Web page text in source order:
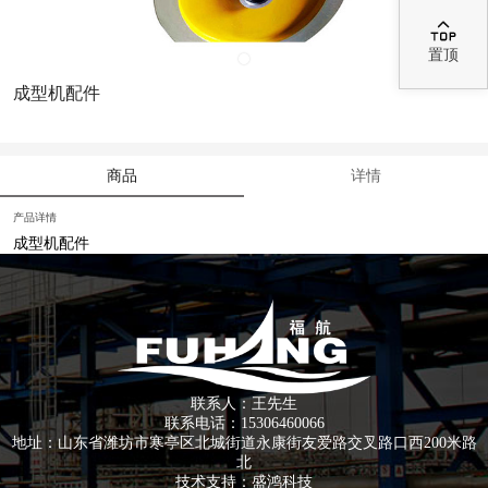

置顶
成型机配件
商品 详情
产品详情
成型机配件
联系人：王先生
联系电话：15306460066
地址：山东省潍坊市寒亭区北城街道永康街友爱路交叉路口西200米路
北
技术支持：盛鸿科技